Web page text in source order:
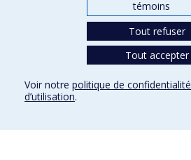
FACULTÉ DES ARTS ET DES SCIENCES
Nos départements et écoles
témoins
Tout refuser
Tout accepter
Voir notre politique de confidentialité
d’utilisation.